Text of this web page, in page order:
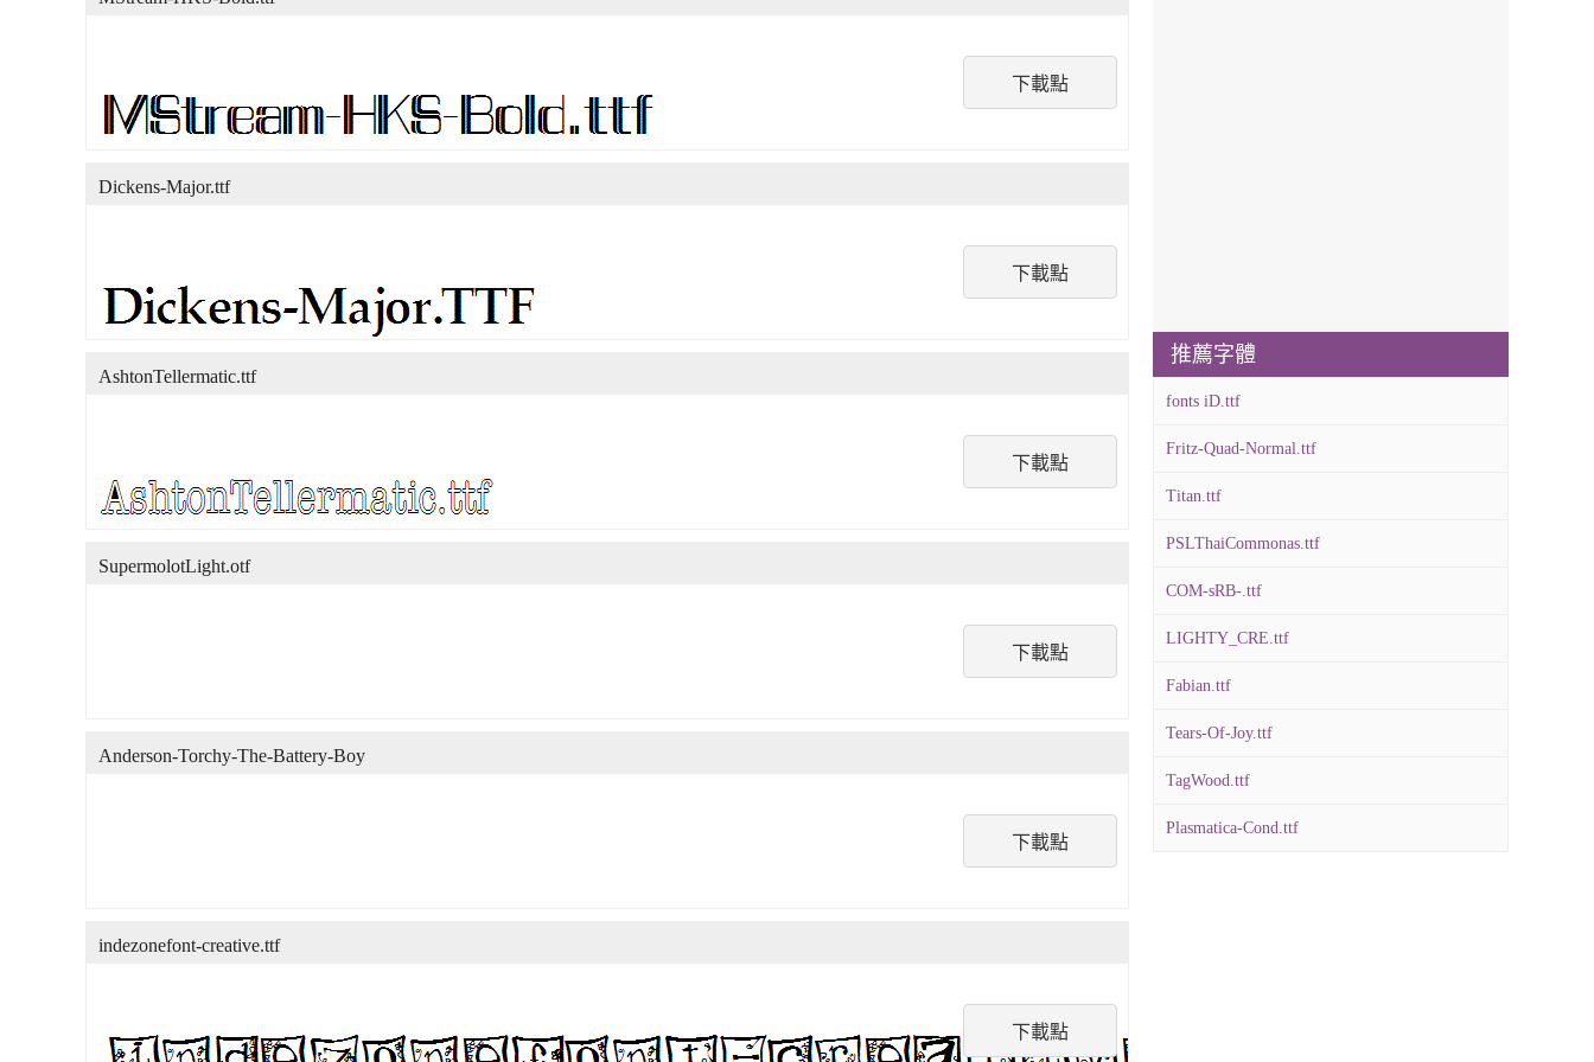
下載點
下載點
Dickens-Major.ttf
下載點
AshtonTellermatic.ttf
下載點
SupermolotLight.otf
下載點
Anderson-Torchy-The-Battery-Boy
下載點
indezonefont-creative.ttf
推薦字體
fonts iD.ttf
Fritz-Quad-Normal.ttf
Titan.ttf
PSLThaiCommonas.ttf
COM-sRB-.ttf
LIGHTY_CRE.ttf
Fabian.ttf
Tears-Of-Joy.ttf
TagWood.ttf
Plasmatica-Cond.ttf